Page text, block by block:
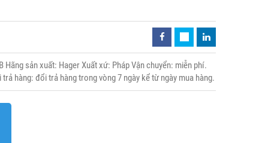
Hãng sản xuất: Hager Xuất xứ: Pháp Vận chuyển: miễn phí.
hàng: đổi trả hàng trong vòng 7 ngày kể từ ngày mua hàng.